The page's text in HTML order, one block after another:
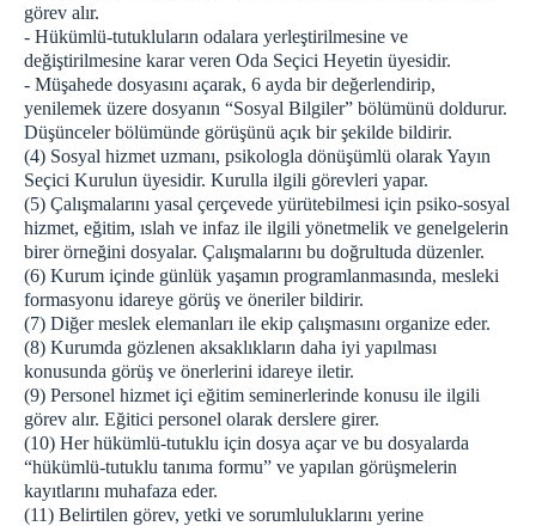
görev alır.
- Hükümlü-tutukluların odalara yerleştirilmesine ve
değiştirilmesine karar veren Oda Seçici Heyetin üyesidir.
- Müşahede dosyasını açarak, 6 ayda bir değerlendirip,
yenilemek üzere dosyanın “Sosyal Bilgiler” bölümünü doldurur.
Düşünceler bölümünde görüşünü açık bir şekilde bildirir.
(4) Sosyal hizmet uzmanı, psikologla dönüşümlü olarak Yayın
Seçici Kurulun üyesidir. Kurulla ilgili görevleri yapar.
(5) Çalışmalarını yasal çerçevede yürütebilmesi için psiko-sosyal
hizmet, eğitim, ıslah ve infaz ile ilgili yönetmelik ve genelgelerin
birer örneğini dosyalar. Çalışmalarını bu doğrultuda düzenler.
(6) Kurum içinde günlük yaşamın programlanmasında, mesleki
formasyonu idareye görüş ve öneriler bildirir.
(7) Diğer meslek elemanları ile ekip çalışmasını organize eder.
(8) Kurumda gözlenen aksaklıkların daha iyi yapılması
konusunda görüş ve önerlerini idareye iletir.
(9) Personel hizmet içi eğitim seminerlerinde konusu ile ilgili
görev alır. Eğitici personel olarak derslere girer.
(10) Her hükümlü-tutuklu için dosya açar ve bu dosyalarda
“hükümlü-tutuklu tanıma formu” ve yapılan görüşmelerin
kayıtlarını muhafaza eder.
(11) Belirtilen görev, yetki ve sorumluluklarını yerine